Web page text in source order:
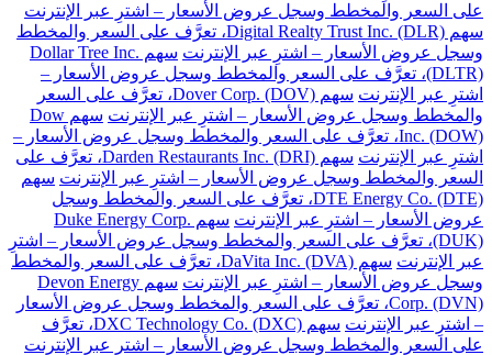
على السعر والمخطط وسجل عروض الأسعار – اشترِ عبر الإنترنت
سهم Digital Realty Trust Inc. (DLR)، تعرَّف على السعر والمخطط
وسجل عروض الأسعار – اشترِ عبر الإنترنت
سهم Dollar Tree Inc.
(DLTR)، تعرَّف على السعر والمخطط وسجل عروض الأسعار –
اشترِ عبر الإنترنت
سهم Dover Corp. (DOV)، تعرَّف على السعر
والمخطط وسجل عروض الأسعار – اشترِ عبر الإنترنت
سهم Dow
Inc. (DOW)، تعرَّف على السعر والمخطط وسجل عروض الأسعار –
اشترِ عبر الإنترنت
سهم Darden Restaurants Inc. (DRI)، تعرَّف على
السعر والمخطط وسجل عروض الأسعار – اشترِ عبر الإنترنت سهم
DTE Energy Co. (DTE)، تعرَّف على السعر والمخطط وسجل
عروض الأسعار – اشترِ عبر الإنترنت
سهم Duke Energy Corp.
(DUK)، تعرَّف على السعر والمخطط وسجل عروض الأسعار – اشترِ
عبر الإنترنت
سهم DaVita Inc. (DVA)، تعرَّف على السعر والمخطط
وسجل عروض الأسعار – اشترِ عبر الإنترنت
سهم Devon Energy
Corp. (DVN)، تعرَّف على السعر والمخطط وسجل عروض الأسعار
– اشترِ عبر الإنترنت
سهم DXC Technology Co. (DXC)، تعرَّف
على السعر والمخطط وسجل عروض الأسعار – اشترِ عبر الإنترنت